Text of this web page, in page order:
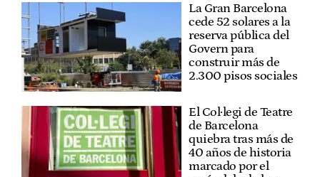
La Gran Barcelona
cede 52 solares a la
reserva pública del
Govern para
construir más de
2.300 pisos sociales
El Col·legi de Teatre
de Barcelona
quiebra tras más de
40 años de historia
marcado por el